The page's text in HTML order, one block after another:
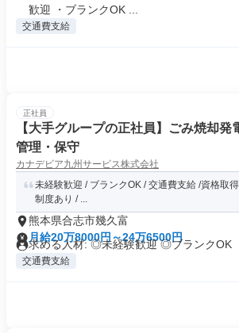
歓迎 ・ブランクOK ...
交通費支給
正社員
【大手グループの正社員】ごみ焼却発
管理・保守
カナデビア九州サービス株式会社
未経験歓迎 / ブランクOK / 交通費支給 /資格取
制度あり / ...
熊本県合志市幾久富
月給20万8000円～24万6500円
求める人材: ◎未経験歓迎 ◎ブランクOK
交通費支給